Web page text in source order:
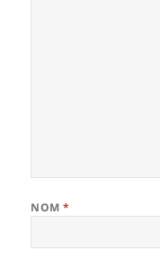
NOM*